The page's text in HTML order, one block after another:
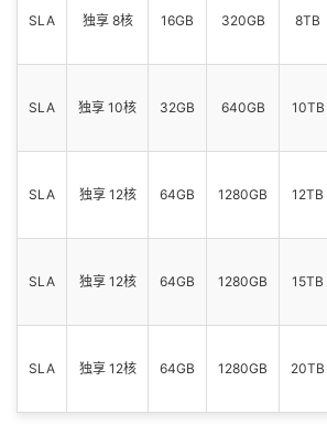
SLA 独享 8核 16GB 320GB 8TB
SLA 独享 10核 32GB 640GB 10TB
SLA 独享 12核 64GB 1280GB 12TB
SLA 独享 12核 64GB 1280GB 15TB
SLA 独享 12核 64GB 1280GB 20TB